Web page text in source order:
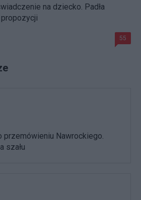
na dziecko. Padła
55
przemówieniu Nawrockiego.
szału